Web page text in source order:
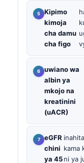
Kipimo
kimoja
cha damu
cha figo
uwiano wa
albin ya
mkojo na
kreatinini
(uACR)
eGFR
chini
ya 45
kama
ni ya